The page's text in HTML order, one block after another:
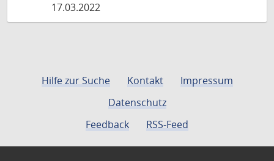
17.03.2022
Hilfe zur Suche Kontakt
Impressum
Datenschutz
Feedback
RSS-Feed